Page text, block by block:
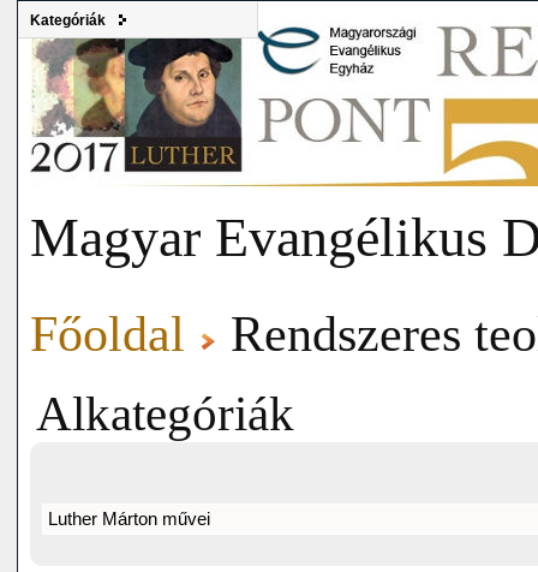
Kategóriák
Magyar Evangélikus
Főoldal Rendszeres
Alkategóriák
Luther Márton művei